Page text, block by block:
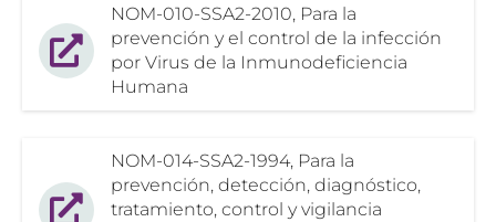
NOM-010-SSA2-2010, Para la
prevención y el control de la infección
por Virus de la Inmunodeficiencia
Humana
NOM-014-SSA2-1994, Para la
prevención, detección, diagnóstico,
tratamiento, control y vigilancia